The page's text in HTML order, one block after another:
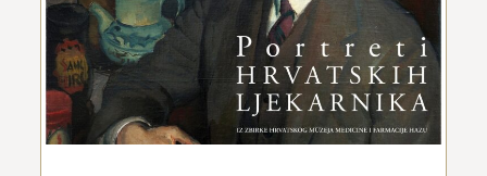
Portreti hrvatskih ljekarnika iz zbirke
Hrvatskog muzeja medicine i farmacije
HAZU
25. lipnja 2024.